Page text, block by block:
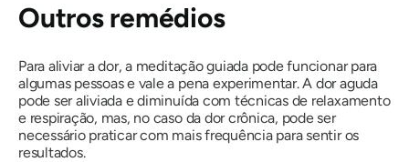
Outros remédios
Para aliviar a dor, a meditação guiada pode funcionar para
algumas pessoas e vale a pena experimentar. A dor aguda
pode ser aliviada e diminuída com técnicas de relaxamento
e respiração, mas, no caso da dor crônica, pode ser
necessário praticar com mais frequência para sentir os
resultados.